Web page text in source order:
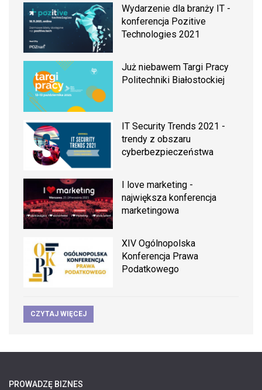
Wydarzenie dla branży IT -
konferencja Pozitive
Technologies 2021
Już niebawem Targi Pracy
Politechniki Białostockiej
IT Security Trends 2021 -
trendy z obszaru
cyberbezpieczeństwa
I love marketing -
największa konferencja
marketingowa
XIV Ogólnopolska
Konferencja Prawa
Podatkowego
CZYTAJ WIĘCEJ
PROWADZĘ BIZNES